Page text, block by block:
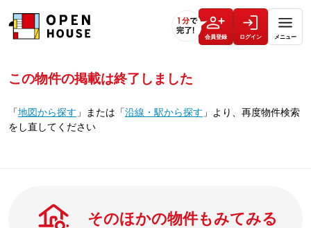
会員登録 ログイン メニュー
この物件の掲載は終了しました
「地図から探す 」 または 「沿線・駅から探す 」 より、再度物件検索
をし直してください
そのほかの物件もみてみる